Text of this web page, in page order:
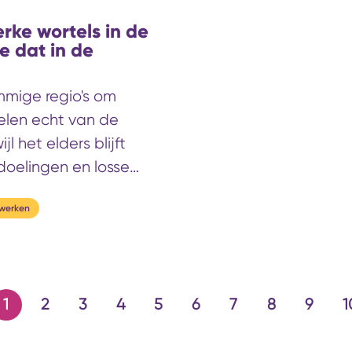
LLO-festival in
een hogeschool
denkt, maar ook
en een
dan een project,
leren continu
wortels in de
dat in de
regio's om
echt van de
het elders blijft
en losse
reizen
Hier lijkt
gebeurt hier dat op
blijkt?
1 2 3 4 5 6 7 8 9